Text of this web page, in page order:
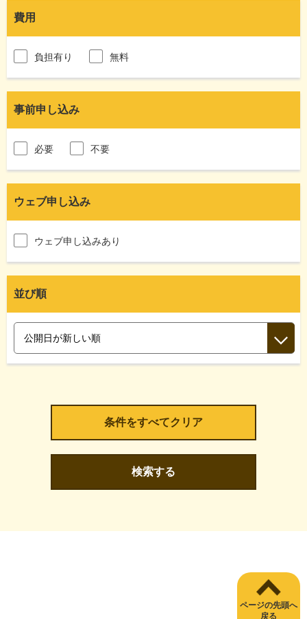
費用
負担有り 無料
事前申し込み
必要 不要
ウェブ申し込み
ウェブ申し込みあり
並び順
検索する
ページの先頭へ
戻る